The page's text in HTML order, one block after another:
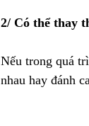
2/ Có thể thay
Nếu trong quá
nhau hay đánh